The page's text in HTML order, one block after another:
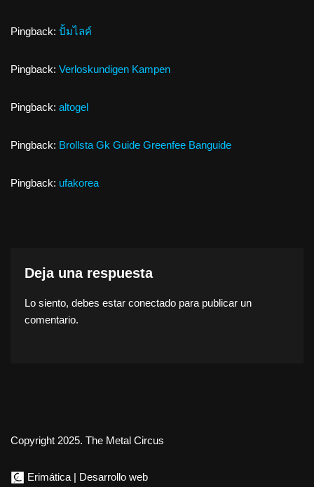
Pingback: ปั้มไลค์
Pingback: Verloskundigen Kampen
Pingback: altogel
Pingback: Brollsta Gk Guide Greenfee Banguide
Pingback: ufakorea
Deja una respuesta
Lo siento, debes estar conectado para publicar un
comentario.
Copyright 2025. The Metal Circus
Erimática | Desarrollo web